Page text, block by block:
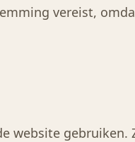
vereist,
website gebruiken.